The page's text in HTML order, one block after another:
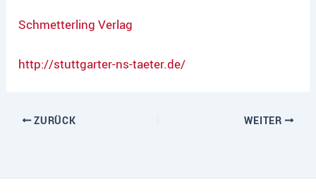
Schmetterling Verlag
http://stuttgarter-ns-taeter.de/
ZURÜCK WEITER